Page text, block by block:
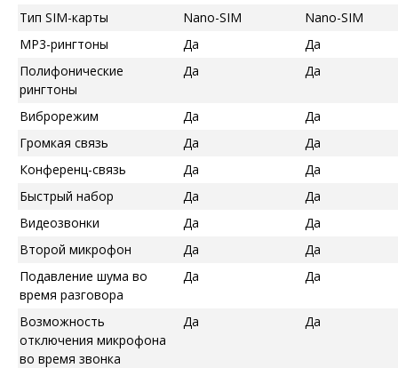
Тип SIM-карты Nano-SIM
Nano-SIM
MP3-рингтоны
Да
Да
Полифонические
рингтоны
Да Да
Виброрежим Да
Да
Громкая связь
Да
Да
Конференц-связь
Да
Да
Быстрый набор
Да
Да
Видеозвонки
Да
Да
Второй микрофон
Да
Да
Подавление шума во
время разговора
Да Да
Возможность
отключения микрофона
во время звонка
Да Да